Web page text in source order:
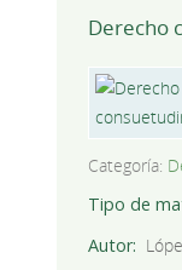
Derecho
Categoría:
Tipo de
Autor